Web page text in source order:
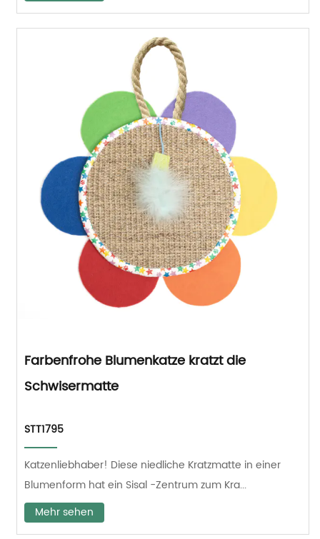
Farbenfrohe Blumenkatze kratzt die
Schwisermatte
STT1795
Katzenliebhaber! Diese niedliche Kratzmatte in einer
Blumenform hat ein Sisal -Zentrum zum Kra...
Mehr sehen